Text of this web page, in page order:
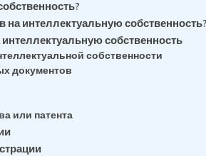
на интеллектуальную собственность?
собственность
собственности
документов
или патента